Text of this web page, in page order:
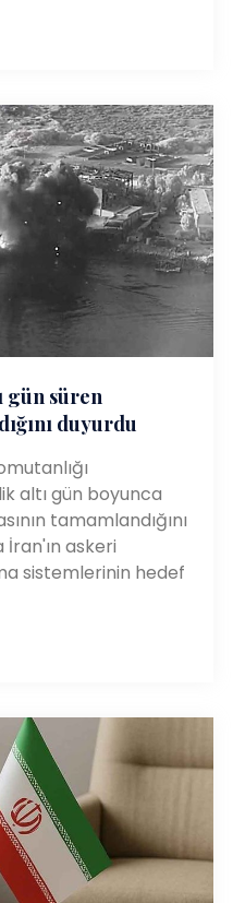
gün süren
duyurdu
altı gün boyunca
tamamlandığını
İran'ın askeri
sistemlerinin hedef